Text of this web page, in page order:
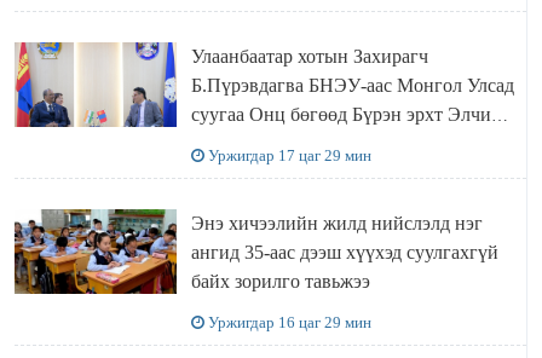
Улаанбаатар хотын Захирагч
Б.Пүрэвдагва БНЭУ-аас Монгол Улсад
суугаа Онц бөгөөд Бүрэн эрхт Элчин
Уржигдар 17 цаг 29 мин
Энэ хичээлийн жилд нийслэлд нэг
ангид 35-аас дээш хүүхэд суулгахгүй
байх зорилго тавьжээ
Уржигдар 16 цаг 29 мин